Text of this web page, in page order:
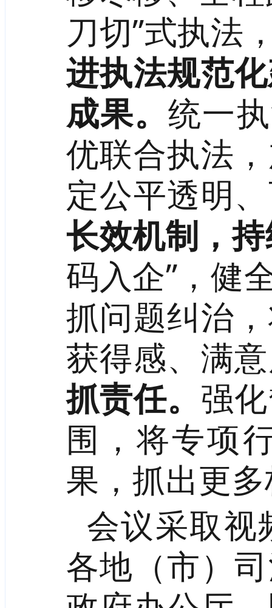
刀切”式执法
进执法规范
成果。统一
优联合执法
定公平透明
长效机制，
码入企”，健
抓问题纠治
获得感、满
抓责任。 强
围，将专项
果，抓出更
会议采取视
各地（市）